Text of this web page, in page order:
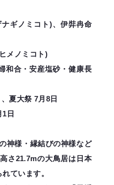
ギノミコト)、伊弉冉命
メノミコト)
合・安産塩砂・健康長
夏大祭 7月8日
日
神様・縁結びの神様など
さ21.7mの大鳥居は日本
ています。